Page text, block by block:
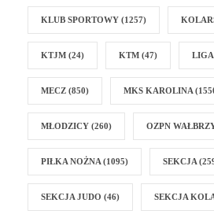
KLUB SPORTOWY (1257)
KTJM (24) KTM (47)
MECZ (850) MKS KAROLINA
MŁODZICY (260) OZPN
PIŁKA NOŻNA (1095) SEKCJA
SEKCJA JUDO (46) SEKCJA